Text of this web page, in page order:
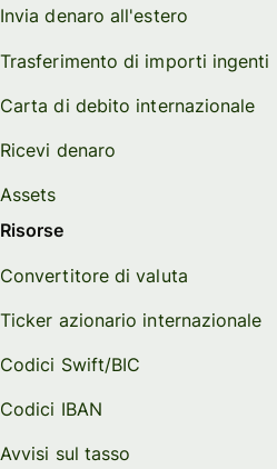
Invia denaro all'estero
Trasferimento di importi ingenti
Carta di debito internazionale
Ricevi denaro
Assets
Risorse
Convertitore di valuta
Ticker azionario internazionale
Codici Swift/BIC
Codici IBAN
Avvisi sul tasso